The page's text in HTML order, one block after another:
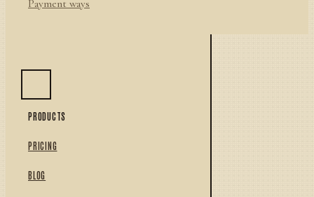
Payment ways
PRODUCTS
PRICING
BLOG